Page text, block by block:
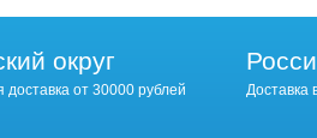
округ
доставка от 30000 рублей Доставка